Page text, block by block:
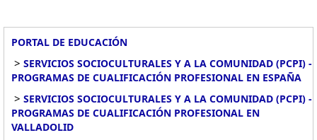
PORTAL DE EDUCACIÓN
> SERVICIOS SOCIOCULTURALES Y A LA COMUNIDAD (PCPI) -
PROGRAMAS DE CUALIFICACIÓN PROFESIONAL EN ESPAÑA
> SERVICIOS SOCIOCULTURALES Y A LA COMUNIDAD (PCPI) -
PROGRAMAS DE CUALIFICACIÓN PROFESIONAL EN
VALLADOLID